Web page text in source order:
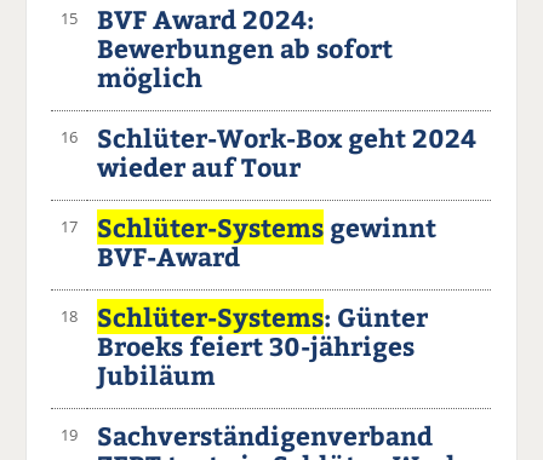
15
BVF Award 2024:
Bewerbungen ab sofort
möglich
16
Schlüter-Work-Box geht 2024
wieder auf Tour
17 Schlüter-Systems gewinnt
BVF-Award
18 Schlüter-Systems: Günter
Broeks feiert 30-jähriges
Jubiläum
19
Sachverständigenverband